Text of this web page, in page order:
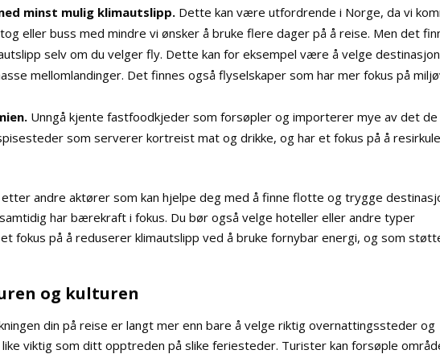
minst mulig klimautslipp. Dette kan være utfordrende i Norge, da vi
eller buss med mindre vi ønsker å bruke flere dager på å reise. Men det
selv om du velger fly. Dette kan for eksempel være å velge
mellomlandinger. Det finnes også flyselskaper som har mer fokus på
Unngå kjente fastfoodkjeder som forsøpler og importerer mye av det de
som serverer kortreist mat og drikke, og har et fokus på å
etter andre aktører som kan hjelpe deg med å finne flotte og trygge
har bærekraft i fokus. Du bør også velge hoteller eller andre typer
fokus på å reduserer klimautslipp ved å bruke fornybar energi, og som
og kulturen
din på reise er langt mer enn bare å velge riktig overnattingssteder og
viktig som ditt opptreden på slike feriesteder. Turister kan forsøple